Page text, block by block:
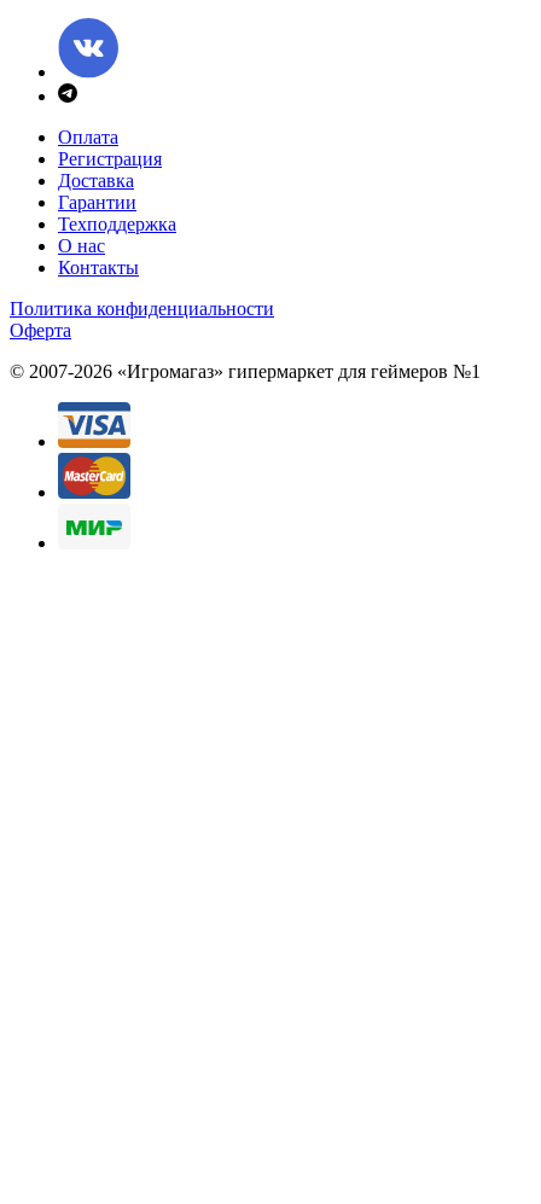
Оплата
Регистрация
Доставка
Гарантии
Техподдержка
О нас
Контакты
Политика конфиденциальности
Оферта
© 2007-2026 «Игромагаз» гипермаркет для геймеров №1